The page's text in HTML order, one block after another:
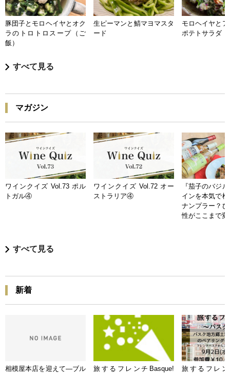
豚団子とモロヘイヤとオク
ラのトロトロスープ（ご
飯）
生ピーマンと鯖マヨマスタ
ード
モロヘイヤと
ポテトサラダ
すべて見る
マガジン
ワインクイズ Vol.73 ポル
トガル④
ワインクイズ Vol.72 オー
ストラリア④
『茄子のバジ
インを本気で
ナンプラー？
性がここまで
すべて見る
新着
相模屋本店を迎えて―ブル
旅するフレンチBasque!
旅するフレン